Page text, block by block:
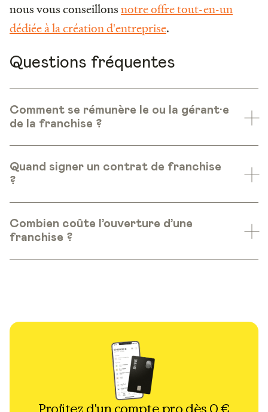
nous vous conseillonsnotre offre tout-en-un
dédiée à la création d'entreprise.
Questions fréquentes
Comment se rémunère le ou la gérant·e
de la franchise ?
Quand signer un contrat de franchise
?
Combien coûte l’ouverture d’une
franchise ?
Profitez d'un compte pro dès 0 €